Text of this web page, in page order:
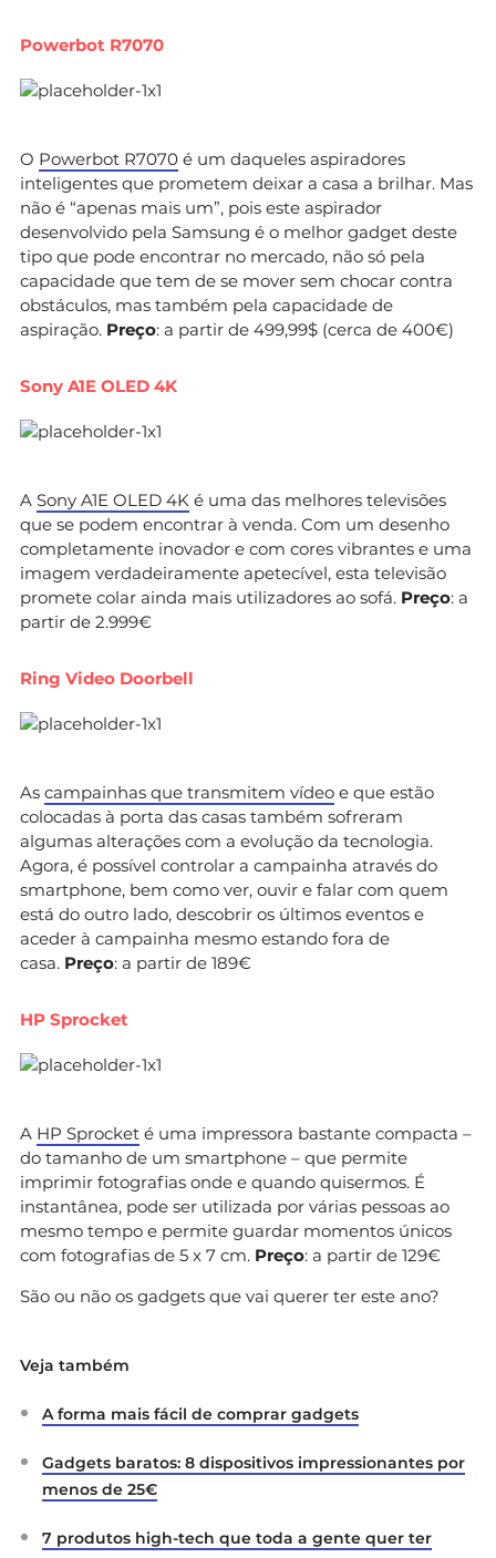
Powerbot R7070
O Powerbot R7070 é um daqueles aspiradores
inteligentes que prometem deixar a casa a brilhar. Mas
não é “apenas mais um”, pois este aspirador
desenvolvido pela Samsung é o melhor gadget deste
tipo que pode encontrar no mercado, não só pela
capacidade que tem de se mover sem chocar contra
obstáculos, mas também pela capacidade de
aspiração. Preço: a partir de 499,99$ (cerca de 400€)
Sony A1E OLED 4K
A Sony A1E OLED 4K é uma das melhores televisões
que se podem encontrar à venda. Com um desenho
completamente inovador e com cores vibrantes e uma
imagem verdadeiramente apetecível, esta televisão
promete colar ainda mais utilizadores ao sofá. Preço: a
partir de 2.999€
Ring Video Doorbell
As campainhas que transmitem vídeo e que estão
colocadas à porta das casas também sofreram
algumas alterações com a evolução da tecnologia.
Agora, é possível controlar a campainha através do
smartphone, bem como ver, ouvir e falar com quem
está do outro lado, descobrir os últimos eventos e
aceder à campainha mesmo estando fora de
casa. Preço: a partir de 189€
HP Sprocket
A HP Sprocket é uma impressora bastante compacta –
do tamanho de um smartphone – que permite
imprimir fotografias onde e quando quisermos. É
instantânea, pode ser utilizada por várias pessoas ao
mesmo tempo e permite guardar momentos únicos
com fotografias de 5 x 7 cm. Preço: a partir de 129€
São ou não os gadgets que vai querer ter este ano?
Veja também
A forma mais fácil de comprar gadgets
Gadgets baratos: 8 dispositivos impressionantes por
menos de 25€
7 produtos high-tech que toda a gente quer ter